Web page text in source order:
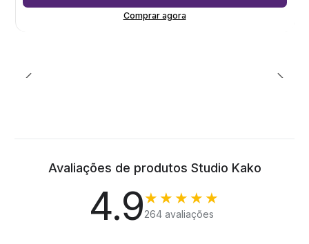
Comprar agora
Avaliações de produtos Studio Kako
4.9★★★★★
264 avaliações